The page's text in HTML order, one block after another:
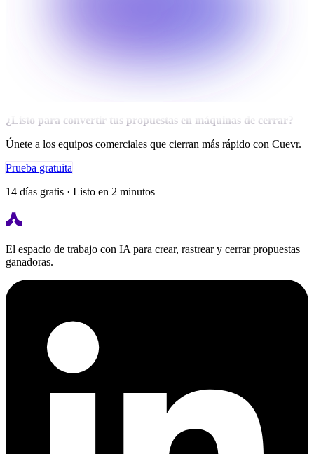
¿Listo para convertir tus propuestas en máquinas de cerrar?
Únete a los equipos comerciales que cierran más rápido con Cuevr.
Prueba gratuita
14 días gratis · Listo en 2 minutos
El espacio de trabajo con IA para crear, rastrear y cerrar propuestas
ganadoras.